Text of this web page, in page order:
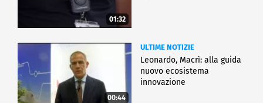
01:32
00:44
ULTIME NOTIZIE
Leonardo, Macrì: alla guida
nuovo ecosistema
innovazione